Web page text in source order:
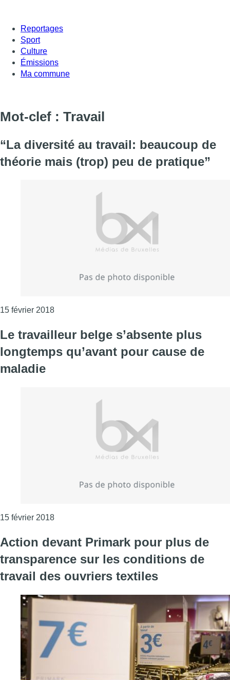
Reportages
Sport
Culture
Émissions
Ma commune
Mot-clef : Travail
“La diversité au travail: beaucoup de
théorie mais (trop) peu de pratique”
15 février 2018Consulter l'article "“La diversité au travail:
Le travailleur belge s’absente plus
longtemps qu’avant pour cause de
maladie
15 février 2018Consulter l'article "Le travailleur belge
Action devant Primark pour plus de
transparence sur les conditions de
travail des ouvriers textiles